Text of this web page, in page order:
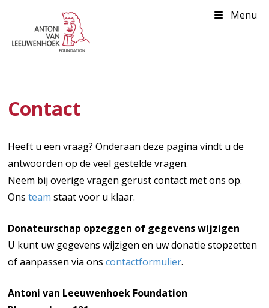
Menu
Contact
Heeft u een vraag? Onderaan deze pagina vindt u de
antwoorden op de veel gestelde vragen.
Neem bij overige vragen gerust contact met ons op.
Onsteam staat voor u klaar.
Donateurschap opzeggen of gegevens wijzigen
U kunt uw gegevens wijzigen en uw donatie stopzetten
of aanpassen via onscontactformulier.
Antoni van Leeuwenhoek Foundation